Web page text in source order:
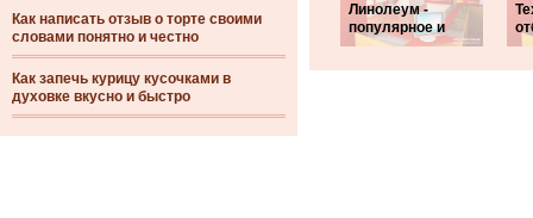
Как написать отзыв о торте своими
словами понятно и честно
Как запечь курицу кусочками в
духовке вкусно и быстро
Линолеум -
популярное и